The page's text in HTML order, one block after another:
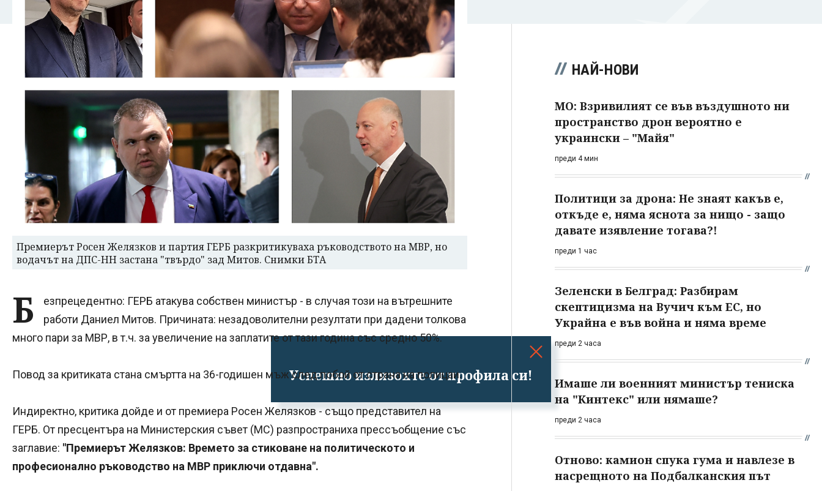
Успешно излязохте от профила си!
Премиерът Росен Желязков и партия ГЕРБ разкритикуваха ръководството на МВР, но
водачът на ДПС-НН застана "твърдо" зад Митов. Снимки БТА
Б
езпрецедентно: ГЕРБ атакува собствен министър - в случая този на вътрешните
работи Даниел Митов. Причината: незадоволителни резултати при дадени толкова
много пари за МВР, в т.ч. за увеличение на заплатите от тази година със средно 50%.
Повод за критиката стана смъртта на 36-годишен мъж след побой от страна на полицаи.
Индиректно, критика дойде и от премиера Росен Желязков - също представител на
ГЕРБ. От пресцентъра на Министерския съвет (МС) разпространиха прессъобщение със
заглавие: "Премиерът Желязков: Времето за стиковане на политическото и
професионално ръководство на МВР приключи oтдавна".
НАЙ-НОВИ
МО: Взривилият се във въздушното ни
пространство дрон вероятно е
украински – "Майя"
преди 4 мин
Политици за дрона: Не знаят какъв е,
откъде е, няма яснота за нищо - защо
давате изявление тогава?!
преди 1 час
Зеленски в Белград: Разбирам
скептицизма на Вучич към ЕС, но
Украйна е във война и няма време
преди 2 часа
Имаше ли военният министър тениска
на "Кинтекс" или нямаше?
преди 2 часа
Отново: камион спука гума и навлезе в
насрещното на Подбалканския път